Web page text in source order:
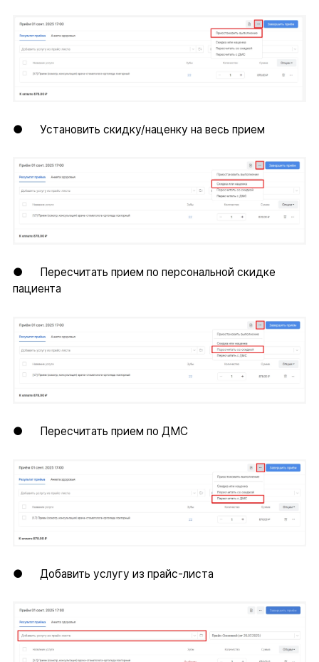
● Установить скидку/наценку на весь прием
● Пересчитать прием по персональной скидке
пациента
● Пересчитать прием по ДМС
● Добавить услугу из прайс-листа